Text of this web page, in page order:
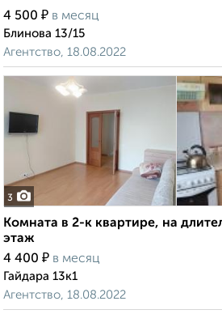
4 500 ₽ в месяц
Блинова 13/15
Агентство, 18.08.2022
3
Комната в 2-к квартире, на
этаж
4 400 ₽ в месяц
Гайдара 13к1
Агентство, 18.08.2022